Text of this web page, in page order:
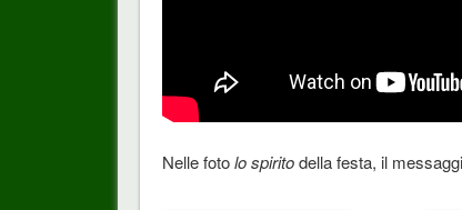
Nelle fotolo spiritodella festa, il